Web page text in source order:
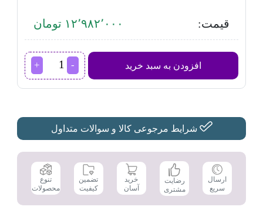
قیمت: ۱۲٬۹۸۲٬۰۰۰ تومان
افزودن به سبد خرید
مایکروویو
پاناسونیک
عدد
شرایط مرجوعی کالا و سوالات متداول
ارسال
سریع
رضایت
مشتری
خرید
آسان
تضمین
کیفیت
تنوع
محصولات